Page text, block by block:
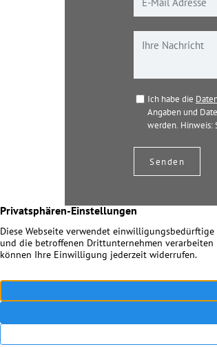
Ich habe die
Angaben und
werden. Hinweis: